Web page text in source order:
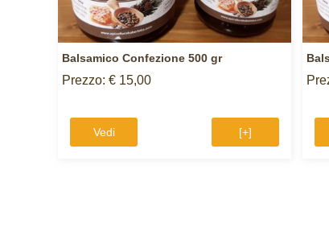
Balsamico Confezione 500 gr
Prezzo: € 15,00
Vedi [+]